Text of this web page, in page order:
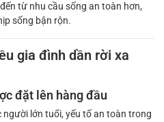
từ nhu cầu sống an toàn hơn,
sống bận rộn.
gia đình dần rời xa
đặt lên hàng đầu
người lớn tuổi, yếu tố an toàn trong